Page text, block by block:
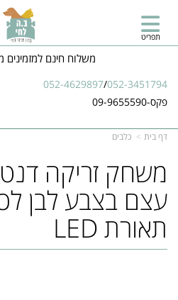
משלוח חינם למזמינים מעל
052-4629897/052-3451794
פקס-09-9655590
תפריט
דף בית כלבים
משחק זריקה
עצם בצבע לבן
תאורת LED